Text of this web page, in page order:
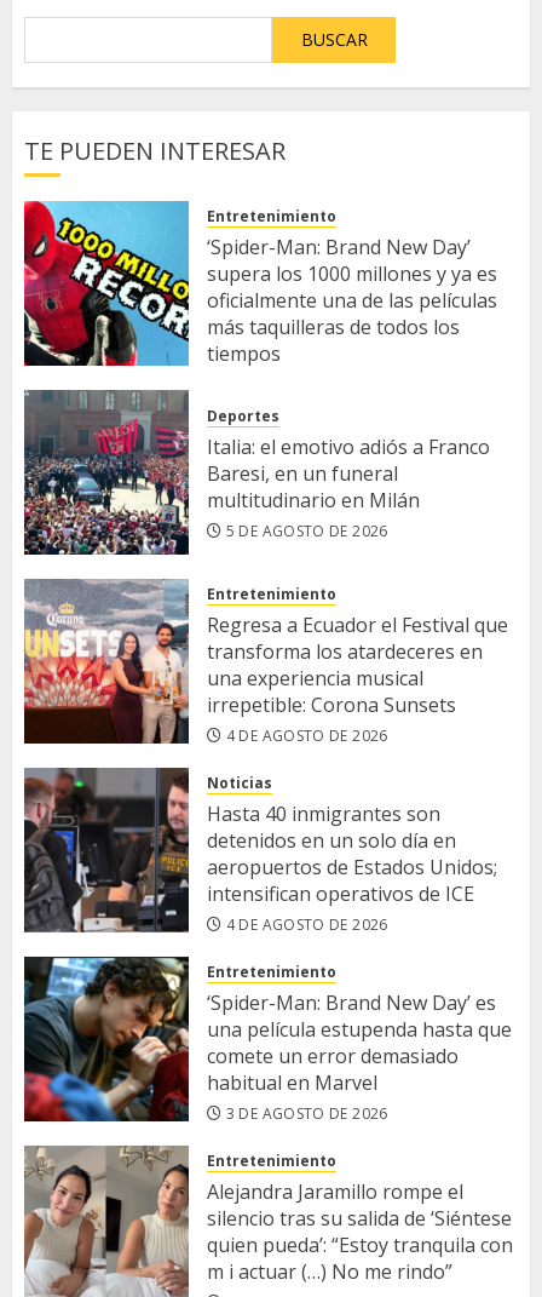
BUSCAR
TE PUEDEN INTERESAR
Entretenimiento
‘Spider-Man: Brand New Day’
supera los 1000 millones y ya es
oficialmente una de las películas
más taquilleras de todos los
tiempos
Deportes
Italia: el emotivo adiós a Franco
Baresi, en un funeral
multitudinario en Milán
5 DE AGOSTO DE 2026
Entretenimiento
Regresa a Ecuador el Festival que
transforma los atardeceres en
una experiencia musical
irrepetible: Corona Sunsets
4 DE AGOSTO DE 2026
Noticias
Hasta 40 inmigrantes son
detenidos en un solo día en
aeropuertos de Estados Unidos;
intensifican operativos de ICE
4 DE AGOSTO DE 2026
Entretenimiento
‘Spider-Man: Brand New Day’ es
una película estupenda hasta que
comete un error demasiado
habitual en Marvel
3 DE AGOSTO DE 2026
Entretenimiento
​Alejandra Jaramillo rompe el
silencio tras su salida de ‘Siéntese
quien pueda’: “Estoy tranquila con
m i actuar (…) No me rindo”